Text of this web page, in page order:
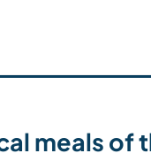
Viajar
meals of